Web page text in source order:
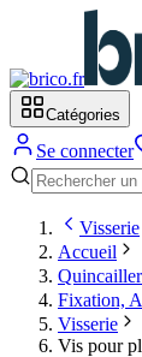
Catégories
Se connecter
Visserie
Accueil
Fixation,
Visserie
Vis pour